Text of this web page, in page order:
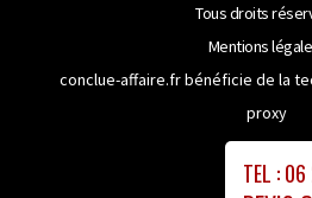
TEL :
Tous droits
Mentions
conclue-affaire.fr bénéficie de la
proxy